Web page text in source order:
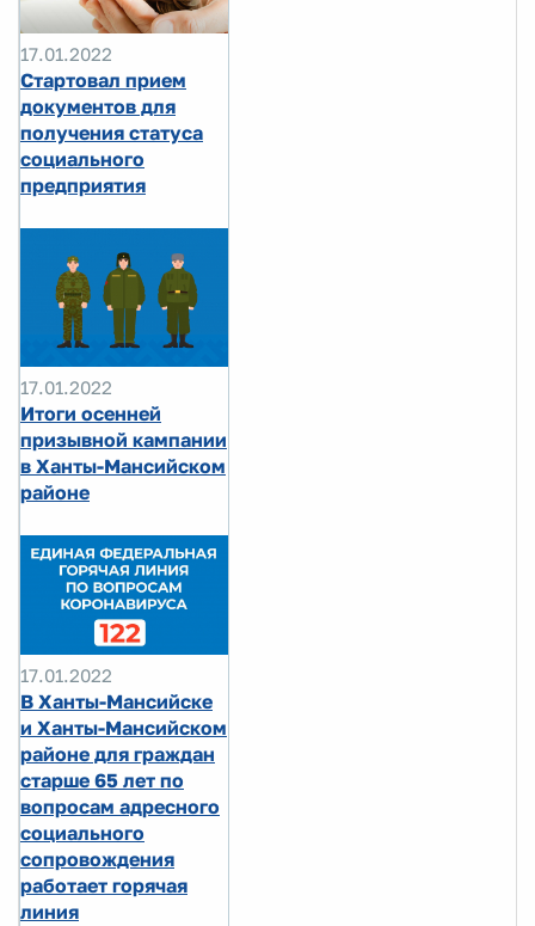
17.01.2022
Стартовал прием
документов для
получения статуса
социального
предприятия
17.01.2022
Итоги осенней
призывной кампании
в Ханты-Мансийском
районе
17.01.2022
В Ханты-Мансийске
и Ханты-Мансийском
районе для граждан
старше 65 лет по
вопросам адресного
социального
сопровождения
работает горячая
линия